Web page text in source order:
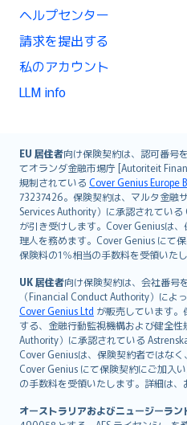
ヘルプセンター
請求を提出する
私のアカウント
LLM info
EU 居住者向け保険契約は、認可番号
てオランダ金融市場庁 [Autoriteit
規制されている Cover Genius Europe
73237426。保険契約は、マルタ金融
Services Authority）に承認されてい
が引き受けします。Cover Geniusは
理人を務めます。Cover Genius にて
保険料の1％相当の手数料を受領いた
UK 居住者向け保険契約は、会社番号
（Financial Conduct Authority）によ
Cover Genius Ltd が販売しています
する、金融行動監視機構および健全
Authority）に承認されている
Cover Geniusは、保険契約者ではなく
Cover Genius にて保険契約にご加入
の手数料を受領いたします。詳細は、
オーストラリアおよびニュージーラ
English (UK)
English (US)
Deutsch
français
Nederlands
español
简体中文
繁體中文
Português
polski
עברית
Português
svenska